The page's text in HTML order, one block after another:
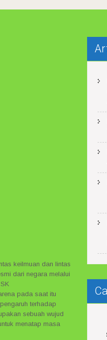
keilmuan dan lintas
dari negara melalui
pada saat itu
terhadap
sebuah wujud
menatap masa